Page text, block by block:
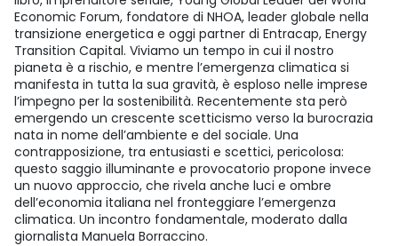
Economic Forum, fondatore di NHOA, leader globale nella
transizione energetica e oggi partner di Entracap, Energy
Transition Capital. Viviamo un tempo in cui il nostro
pianeta è a rischio, e mentre l’emergenza climatica si
manifesta in tutta la sua gravità, è esploso nelle imprese
l’impegno per la sostenibilità. Recentemente sta però
emergendo un crescente scetticismo verso la burocrazia
nata in nome dell’ambiente e del sociale. Una
contrapposizione, tra entusiasti e scettici, pericolosa:
questo saggio illuminante e provocatorio propone invece
un nuovo approccio, che rivela anche luci e ombre
dell’economia italiana nel fronteggiare l’emergenza
climatica. Un incontro fondamentale, moderato dalla
giornalista Manuela Borraccino.